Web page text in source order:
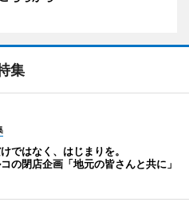
集
ではなく、はじまりを。
の閉店企画「地元の皆さんと共に」